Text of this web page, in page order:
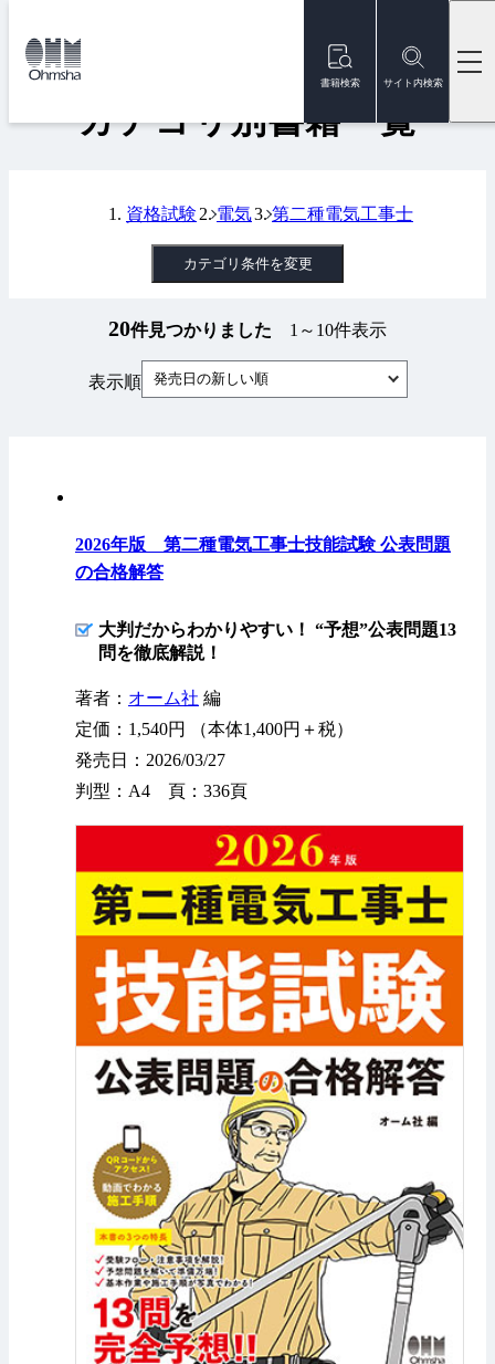
書籍検索 サイト内検索
トップ
カテゴリ別書籍一覧
資格試験 電気 第二種電気工事士
カテゴリ条件を変更
20件見つかりました 1～10件表示
表示順 発売日の新しい順
2026年版 第二種電気工事士技能試験 公表問題
の合格解答
大判だからわかりやすい！ “予想”公表問題13
問を徹底解説！
著者： オーム社 編
定価：1,540円 （本体1,400円＋税）
発売日：2026/03/27
判型：A4 頁：336頁